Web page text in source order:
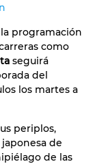
programación
como
seguirá
del
los martes a
periplos,
de
de las